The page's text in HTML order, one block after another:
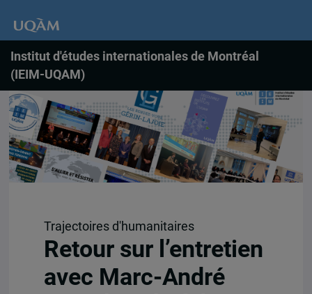
Institut d'études internationales de Montréal
(IEIM-UQAM)
Trajectoires d'humanitaires
Retour sur l’entretien
avec Marc-André